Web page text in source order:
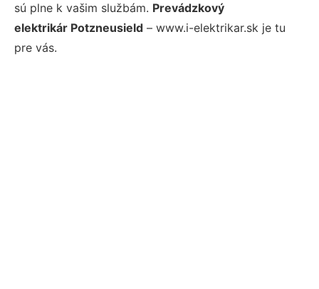
sú plne k vašim službám. Prevádzkový
elektrikár Potzneusield – www.i-elektrikar.sk je tu
pre vás.